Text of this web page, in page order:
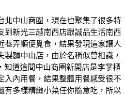
北中山商圈，現在也聚集了很多特
到新光三越南西店跟誠品生活南西
巷弄順便覓食，結果發現這家讓人
製麵中山店，由於名稱似曾相識，
知道這間中山商圈新開店是李掌櫃
入內用餐，結果整體用餐感受很不
有多樣精緻小菜任你隨意吃，所以